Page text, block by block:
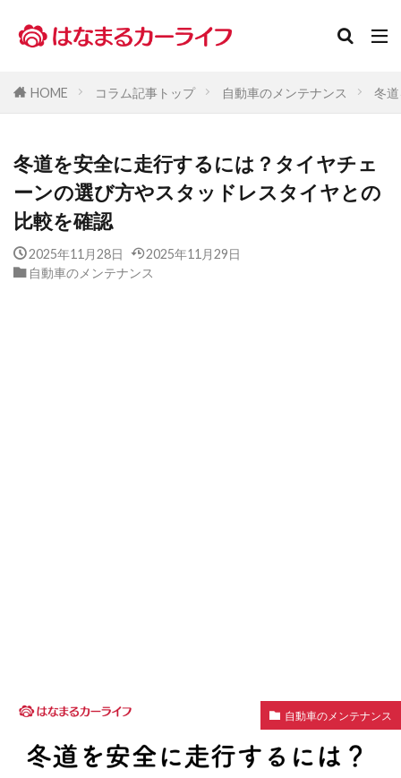
HOME コラム記事トップ 自動車のメンテナンス 冬
冬道を安全に走行するには？タイヤチェ
ーンの選び方やスタッドレスタイヤとの
比較を確認
2025年11月28日
2025年11月29日
自動車のメンテナンス
自動車のメンテナンス